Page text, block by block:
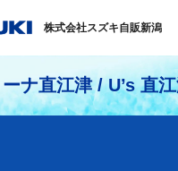
株式会社スズキ自販新潟
ナ直江津 / U’s 直